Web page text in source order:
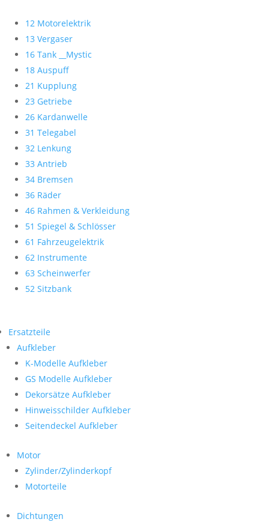
12 Motorelektrik
13 Vergaser
16 Tank __Mystic
18 Auspuff
21 Kupplung
23 Getriebe
26 Kardanwelle
31 Telegabel
32 Lenkung
33 Antrieb
34 Bremsen
36 Räder
46 Rahmen & Verkleidung
51 Spiegel & Schlösser
61 Fahrzeugelektrik
62 Instrumente
63 Scheinwerfer
52 Sitzbank
Ersatzteile
Aufkleber
K-Modelle Aufkleber
GS Modelle Aufkleber
Dekorsätze Aufkleber
Hinweisschilder Aufkleber
Seitendeckel Aufkleber
Motor
Zylinder/Zylinderkopf
Motorteile
Dichtungen